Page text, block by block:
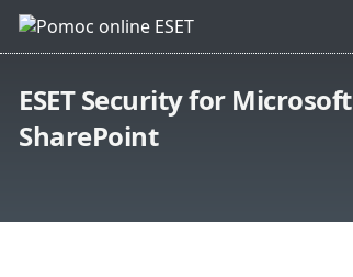
ESET Security for Microsoft
SharePoint